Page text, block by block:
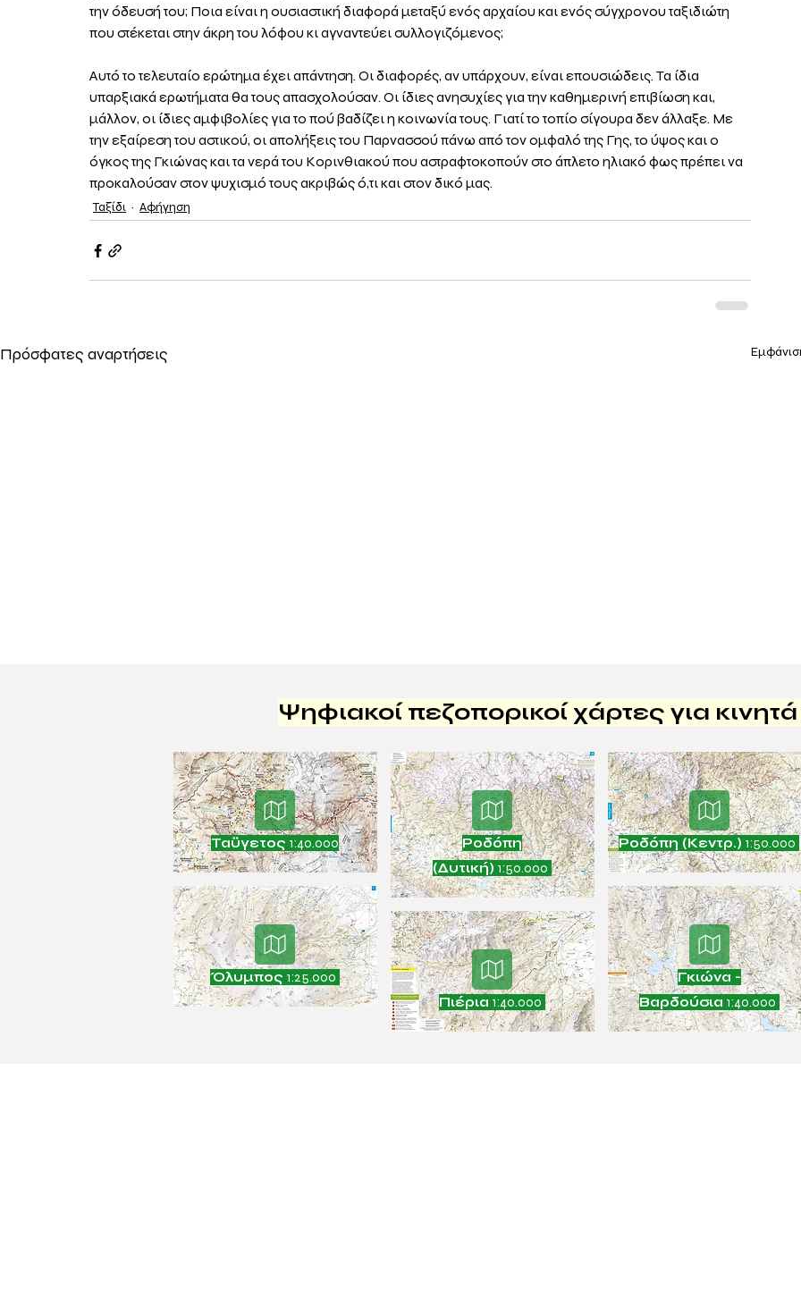
την όδευσή του; Ποια είναι η ουσιαστική διαφορά μεταξύ ενός αρχαίου και ενός σύγχρονου ταξιδιώτη
που στέκεται στην άκρη του λόφου κι αγναντεύει συλλογιζόμενος;
Αυτό το τελευταίο ερώτημα έχει απάντηση. Οι διαφορές, αν υπάρχουν, είναι επουσιώδεις. Τα ίδια
υπαρξιακά ερωτήματα θα τους απασχολούσαν. Οι ίδιες ανησυχίες για την καθημερινή επιβίωση και,
μάλλον, οι ίδιες αμφιβολίες για το πού βαδίζει η κοινωνία τους. Γιατί το τοπίο σίγουρα δεν άλλαξε. Με
την εξαίρεση του αστικού, οι απολήξεις του Παρνασσού πάνω από τον ομφαλό της Γης, το ύψος και ο
όγκος της Γκιώνας και τα νερά του Κορινθιακού που αστραφτοκοπούν στο άπλετο ηλιακό φως πρέπει να
προκαλούσαν στον ψυχισμό τους ακριβώς ό,τι και στον δικό μας.
Ταξίδι Αφήγηση
Πρόσφατες αναρτήσεις
Πινακίδες υποδοχής στα
Ανατολικά Τζουμέρκα: Ενα
«πράσινο» καταφύγιο στην
Πίνδο
Πανταβρέχει: Αφιέρωμα
φαράγγι με το περίεργο
όνομα!
Ψηφιακοί πεζοπορικοί χάρτες για
Ταϋγετος 1:40.000
Όλυμπος 1:25.000
Ροδόπη
(Δυτική) 1:50.000
Πιέρια 1:40.000
Ροδόπη (Κεντρ.) 1:50.000
Γκιώνα -
Βαρδούσια 1:40.000